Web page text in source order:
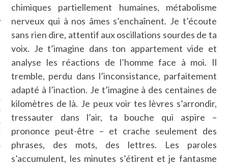
CARAVELLE
PODCAST
chimiques partiellement humaines, métabolisme
nerveux qui à nos âmes s’enchaînent. Je t’écoute
sans rien dire, attentif aux oscillations sourdes de ta
voix. Je t’imagine dans ton appartement vide et
analyse les réactions de l’homme face à moi. Il
tremble, perdu dans l’inconsistance, parfaitement
adapté à l’inaction. Je t’imagine à des centaines de
kilomètres de là. Je peux voir tes lèvres s’arrondir,
tressauter dans l’air, ta bouche qui aspire –
prononce peut-être – et crache seulement des
phrases, des mots, des lettres. Les paroles
s’accumulent, les minutes s’étirent et je fantasme